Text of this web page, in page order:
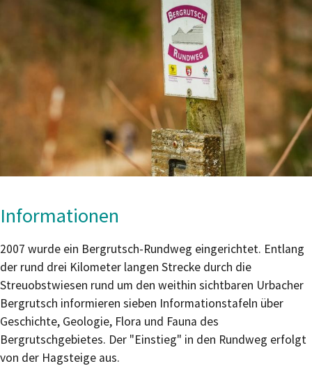
Informationen
2007 wurde ein Bergrutsch-Rundweg eingerichtet. Entlang
der rund drei Kilometer langen Strecke durch die
Streuobstwiesen rund um den weithin sichtbaren Urbacher
Bergrutsch informieren sieben Informationstafeln über
Geschichte, Geologie, Flora und Fauna des
Bergrutschgebietes. Der "Einstieg" in den Rundweg erfolgt
von der Hagsteige aus.